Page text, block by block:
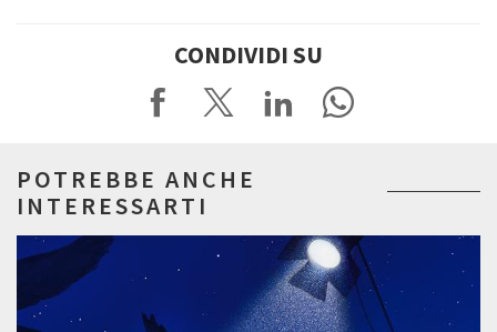
CONDIVIDI SU
POTREBBE ANCHE
INTERESSARTI